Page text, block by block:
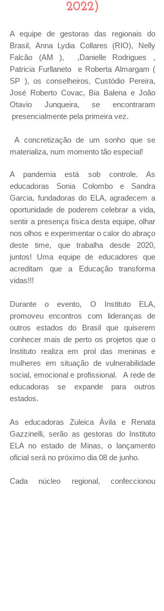
2022)
A equipe de gestoras das regionais do
Brasil, Anna Lydia Collares (RIO), Nelly
Falcão (AM ), ,Danielle Rodrigues ,
Patricia Furllaneto e Roberta Almargam (
SP ), os conselheiros, Custódio Pereira,
José Roberto Covac, Bia Balena e João
Otavio Junqueira, se encontraram
presencialmente pela primeira vez.
A concretização de um sonho que se
materializa, num momento tão especial!
A pandemia está sob controle. As
educadoras Sonia Colombo e Sandra
Garcia, fundadoras do ELA, agradecem a
oportunidade de poderem celebrar a vida,
sentir a presença física desta equipe, olhar
nos olhos e experimentar o calor do abraço
deste time, que trabalha desde 2020,
juntos! Uma equipe de educadores que
acreditam que a Educação transforma
vidas!!!
Durante o evento, O Instituto ELA,
promoveu encontros com lideranças de
outros estados do Brasil que quiserem
conhecer mais de perto os projetos que o
Instituto realiza em prol das meninas e
mulheres em situação de vulnerabilidade
social, emocional e profissional. A rede de
educadoras se expande para outros
estados.
As educadoras Zuleica Ávila e Renata
Gazzinelli, serão as gestoras do Instituto
ELA no estado de Minas, o lançamento
oficial será no próximo dia 08 de junho.
Cada núcleo regional, confeccionou